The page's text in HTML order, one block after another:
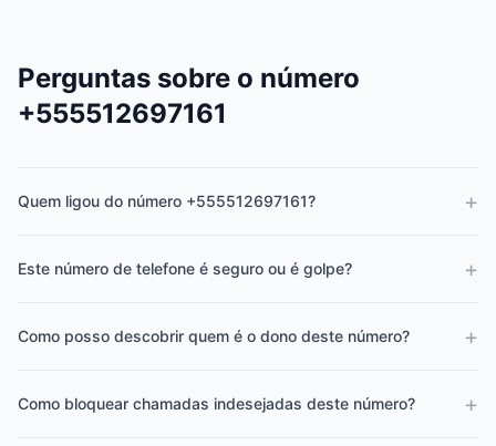
Perguntas sobre o número
+555512697161
Quem ligou do número +555512697161? +
Este número de telefone é seguro ou é golpe? +
Como posso descobrir quem é o dono deste número? +
Como bloquear chamadas indesejadas deste número? +